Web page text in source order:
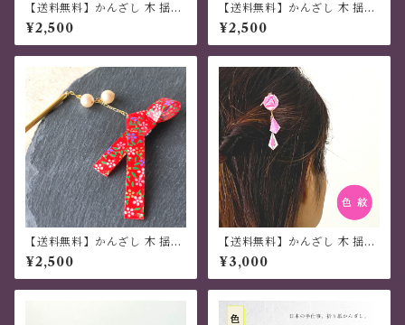
【送料無料】かんざし 木 揺れ
る 普段使い ハンドメイド 日本
伝統 折り紙 撥水仕上 職人技
青 夏祭り 花火大会 プレゼント
¥2,500
【送料無料】かんざし 木 揺れ
る 普段使い ハンドメイド 日本
伝統 折り紙 撥水仕上 職人技
赤 夏祭り 花火大会 プレゼント
¥2,500
【送料無料】かんざし 木 揺れ
る 普段使い ハンドメイド 日本
伝統 折り紙 撥水仕上げ 職人技
赤 夏祭り 花火大会 プレゼント
¥2,500
【送料無料】かんざし 木 揺れ
る 普段使い ハンドメイド 日本
伝統 折り紙 撥水仕上 職人技
ピンク 夏祭り 花火大会 プレゼ
¥3,000